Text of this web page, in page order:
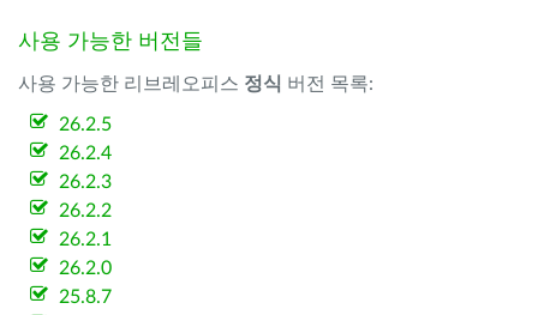
사용 가능한 버전들
사용 가능한 리브레오피스 정식 버전 목록:
26.2.5
26.2.4
26.2.3
26.2.2
26.2.1
26.2.0
25.8.7